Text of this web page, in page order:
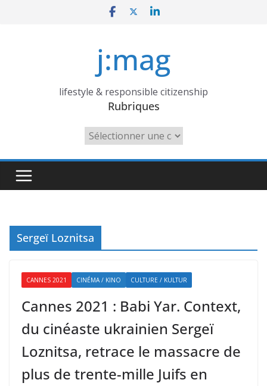
j:mag
lifestyle & responsible citizenship
Rubriques
Rubriques
Sergeï Loznitsa
CANNES 2021 CINÉMA / KINO CULTURE / KULTUR
Cannes 2021 : Babi Yar. Context,
du cinéaste ukrainien Sergeï
Loznitsa, retrace le massacre de
plus de trente-mille Juifs en